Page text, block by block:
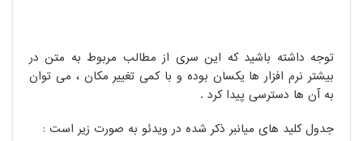
توجه داشته باشید که این سری از مطالب مربوط به متن در
بیشتر نرم افزار ها یکسان بوده و با کمی تغییر مکان ، می توان
به آن ها دسترسی پیدا کرد .
جدول کلید های میانبر ذکر شده در ویدئو به صورت زیر است :